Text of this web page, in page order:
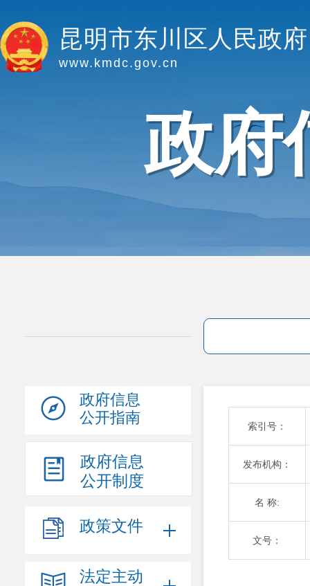
昆明市东川区人民政府
www.kmdc.gov.cn
政府
政府信息
公开指南
政府信息
公开制度
政策文件
法定主动
索引号：
发布机构：
名 称:
文号：